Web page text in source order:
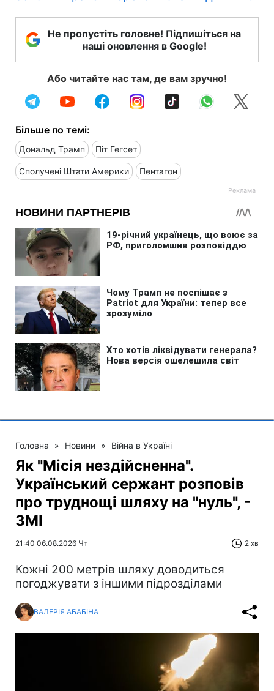
Не пропустіть головне! Підпишіться на
наші оновлення в Google!
Або читайте нас там, де вам зручно!
Більше по темі:
Дональд Трамп Піт Гегсет
Сполучені Штати Америки Пентагон
Головна » Новини » Війна в Україні
Як "Місія нездійсненна".
Український сержант розповів
про труднощі шляху на "нуль", -
ЗМІ
21:40 06.08.2026 Чт 2 хв
Кожні 200 метрів шляху доводиться
погоджувати з іншими підрозділами
ВАЛЕРІЯ АБАБІНА